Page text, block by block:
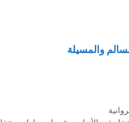
والمسيلة